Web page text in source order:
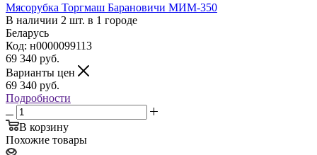
Мясорубка Торгмаш Барановичи МИМ-350
В наличии 2 шт. в 1 городе
Беларусь
Код: н0000099113
69 340 руб.
Варианты цен
69 340 руб.
Подробности
В корзину
Похожие товары